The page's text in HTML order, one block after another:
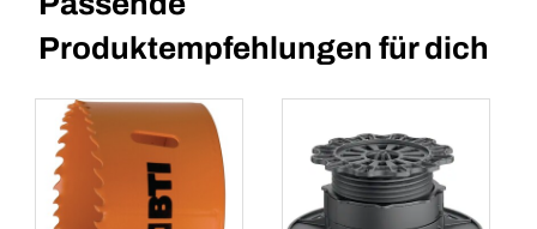
Produktempfehlungen für dich